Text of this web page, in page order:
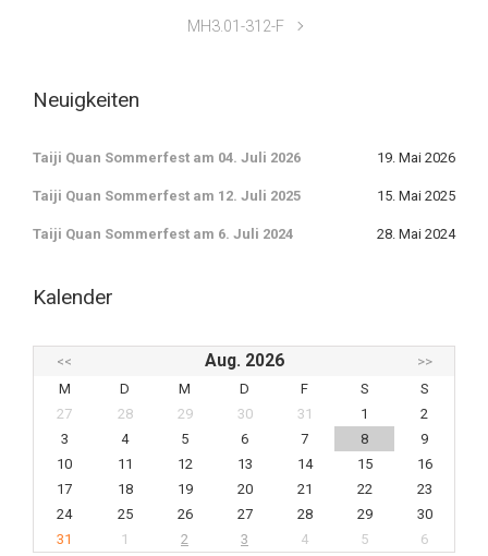
MH3.01-312-F
Neuigkeiten
Taiji Quan Sommerfest am 04. Juli 2026 19. Mai 2026
Taiji Quan Sommerfest am 12. Juli 2025 15. Mai 2025
Taiji Quan Sommerfest am 6. Juli 2024 28. Mai 2024
Kalender
<< Aug. 2026
>>
M
D M D F S
S
27
28 29 30 31 1
2
3
4 5 6 7 8
9
10
11 12 13 14 15
16
17
18 19 20 21 22
23
24
25 26 27 28 29
30
31
1 2 3 4 5
6